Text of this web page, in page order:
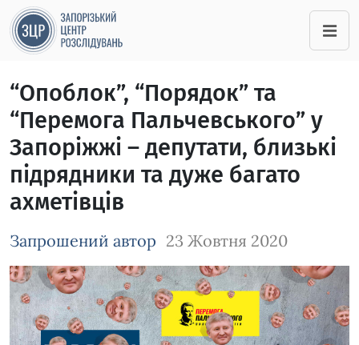
“Опоблок”, “Порядок” та
“Перемога Пальчевського” у
Запоріжжі – депутати, близькі
підрядники та дуже багато
ахметівців
Запрошений автор 23 Жовтня 2020
Зображення завантажується